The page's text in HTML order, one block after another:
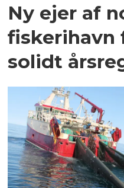
Ny ejer af
fiskerihavn
solidt